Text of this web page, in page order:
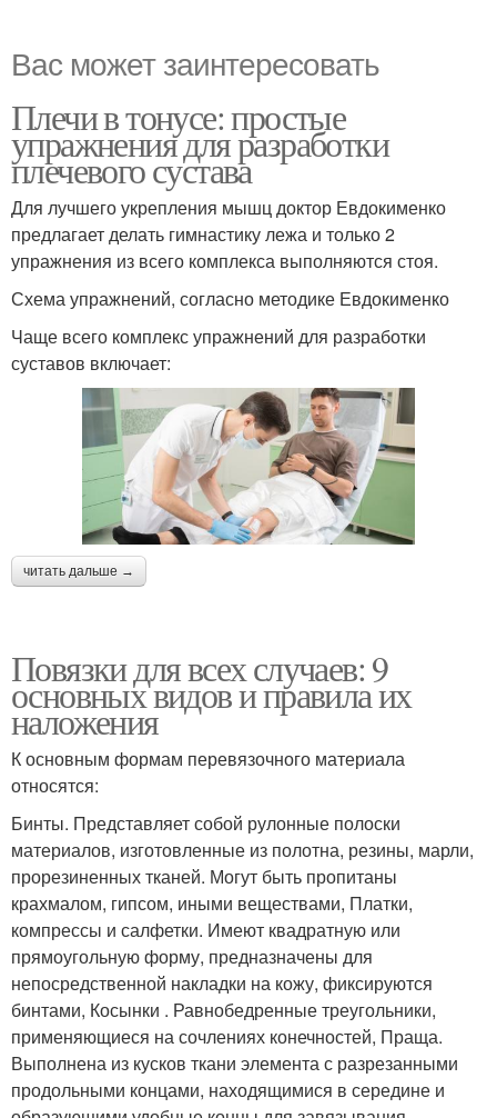
Вас может заинтересовать
Плечи в тонусе: простые
упражнения для разработки
плечевого сустава
Для лучшего укрепления мышц доктор Евдокименко
предлагает делать гимнастику лежа и только 2
упражнения из всего комплекса выполняются стоя.
Схема упражнений, согласно методике Евдокименко
Чаще всего комплекс упражнений для разработки
суставов включает:
читать дальше →
Повязки для всех случаев: 9
основных видов и правила их
наложения
К основным формам перевязочного материала
относятся:
Бинты. Представляет собой рулонные полоски
материалов, изготовленные из полотна, резины, марли,
прорезиненных тканей. Могут быть пропитаны
крахмалом, гипсом, иными веществами, Платки,
компрессы и салфетки. Имеют квадратную или
прямоугольную форму, предназначены для
непосредственной накладки на кожу, фиксируются
бинтами, Косынки . Равнобедренные треугольники,
применяющиеся на сочлениях конечностей, Праща.
Выполнена из кусков ткани элемента с разрезанными
продольными концами, находящимися в середине и